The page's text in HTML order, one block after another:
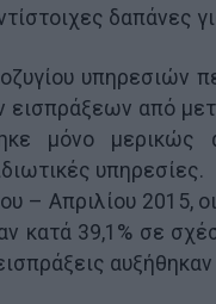
δαπάνες
υπηρεσιών
από
μόνο
υπηρεσίες.
– Απριλίου 2015,
κατά 39,1% σε